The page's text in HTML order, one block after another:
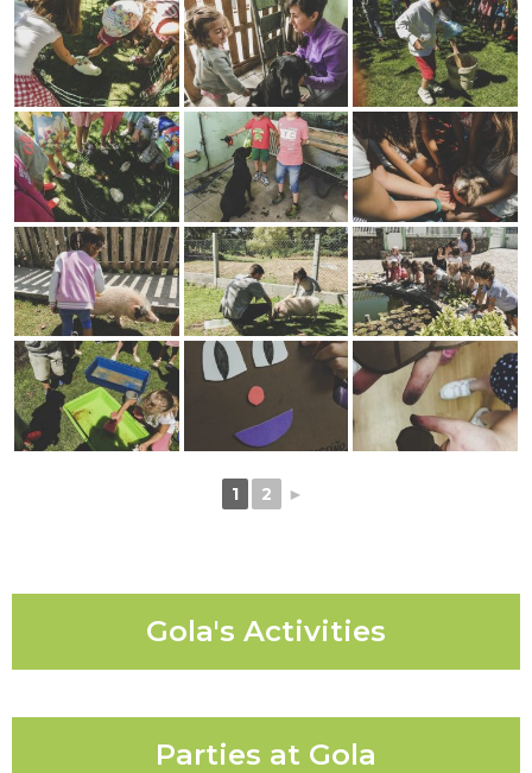
1 2 ►
Gola's Activities
Parties at Gola